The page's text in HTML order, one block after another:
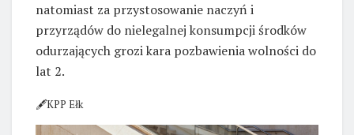
natomiast za przystosowanie naczyń i
przyrządów do nielegalnej konsumpcji środków
odurzających grozi kara pozbawienia wolności do
lat 2.
🖋KPP Ełk